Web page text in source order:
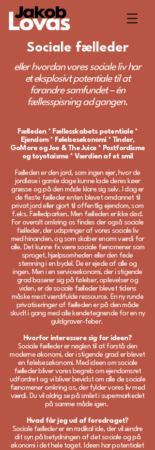
Sociale fælleder
eller hvordan vores sociale liv har
et eksplosivt potentiale til at
forandre samfundet – én
fællesspisning ad gangen.
Fælleden * Fællesskabets potentiale *
Ejendom * Følelsesøkonomi * Tinder,
GoMore og Joe & The Juice * Postfordisme
og toyotaisme * Værdien af et smil
Fælleden er den jord, som ingen ejer, hvor de
jordløse i gamle dage kunne lade deres køer
græsse og på den måde klare sig selv. I dag er
de fleste fælleder enten blevet omdannet til
privat jord eller gjort til offentlig ejendom, som
f.eks. Fælledparken. Men fælleden er ikke død.
For overalt omkring os findes der også sociale
fælleder, der udspringer af vores sociale liv
med hinanden, og som skaber enorm værdi for
alle. Det kunne fx være sociale fænomener som
sproget, hjælpsomheden eller den fede
stemning i en bydel. De er ejede af alle og
ingen. Men i en serviceøkonomi, der i stigende
grad baserer sig på følelser, oplevelser og
viden, er de sociale fælleder blevet tidens
måske mest værdifulde ressource. En ny runde
privatiseringer af fælleden er på den måde
skudt i gang med alle kendetegnende for en ny
guldgraver-feber.
Hvorfor interessere sig for ideen?
Sociale fælleder er nøglen til at forstå den
moderne økonomi, der i stigende grad er blevet
en følelsesøkonomi. Med ideen om sociale
fælleder bliver vores begreb om ejendomsret
udfordret og vi bliver bevidst om alle de sociale
fænomener omkring os, der fylder vores liv med
værdi. Du vil aldrig se på smilet i supermarkedet
på samme måde igen.
Hvad får jeg ud af foredraget?
Sociale fælleder er en radikal ide, der vil ændre
dit syn på betydningen af det sociale og på
økonomi i det hele taget. Ideen har potentialet